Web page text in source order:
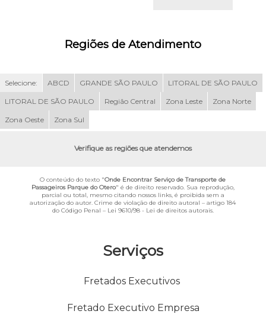
Serviços
Fretados Executivos
Fretado Executivo Empresa
Regiões de Atendimento
Selecione: ABCD GRANDE SÃO PAULO LITORAL DE SÃO PAULO
LITORAL DE SÃO PAULO Região Central Zona Leste Zona Norte
Zona Oeste Zona Sul
Verifique as regiões que atendemos
O conteúdo do texto "Onde Encontrar Serviço de Transporte de
Passageiros Parque do Otero" é de direito reservado. Sua reprodução,
parcial ou total, mesmo citando nossos links, é proibida sem a
autorização do autor. Crime de violação de direito autoral – artigo 184
do Código Penal – Lei 9610/98 - Lei de direitos autorais.